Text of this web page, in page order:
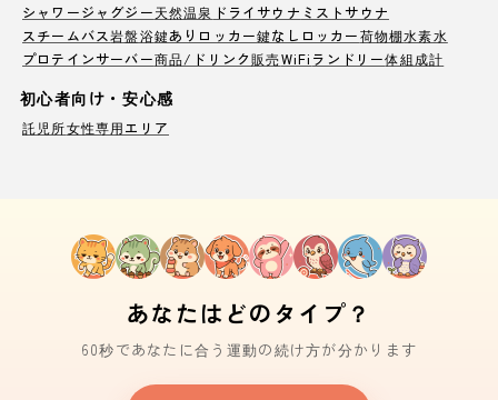
シャワージャグジー天然温泉 ドライサウナ ミストサウナ
スチームバス岩盤浴鍵ありロッカー鍵なしロッカー荷物棚水素水
プロテインサーバー商品/ドリンク販売WiFi ランドリー体組成計
初心者向け・安心感
託児所女性専用エリア
あなたはどのタイプ？
60秒であなたに合う運動の続け方が分かります